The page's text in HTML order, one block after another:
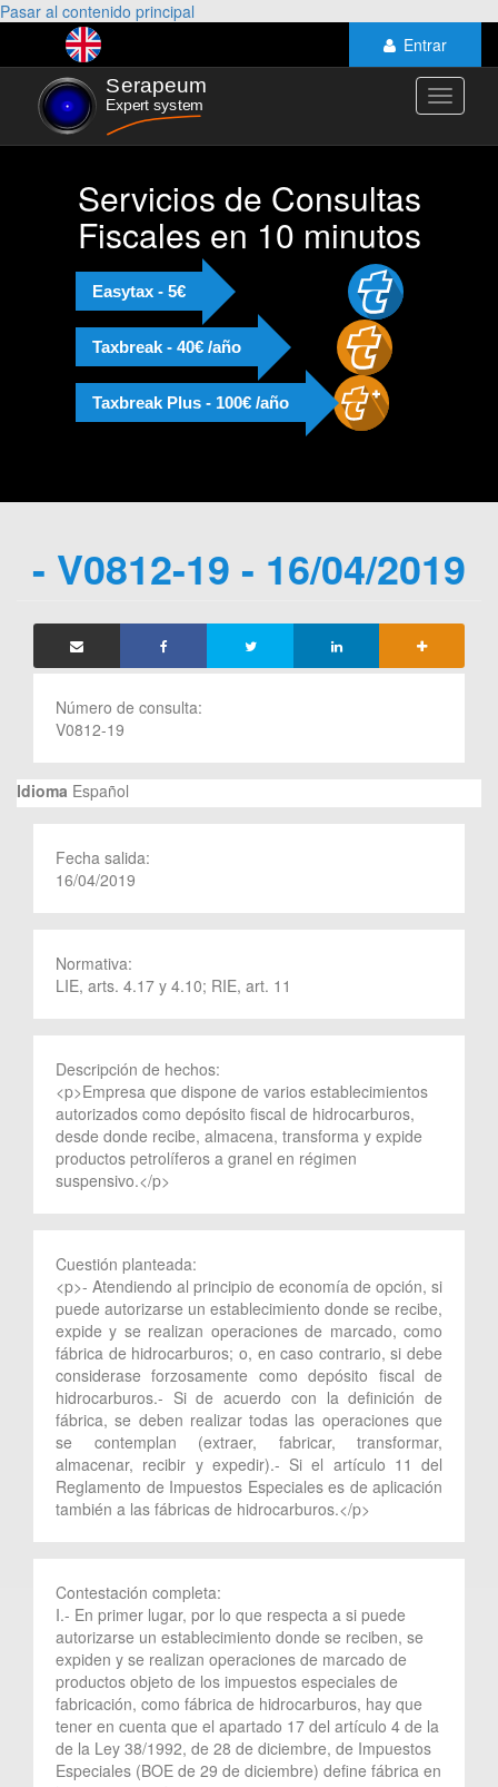
Pasar al contenido principal
Entrar
Toggle
Servicios de Consultas
Fiscales en 10 minutos
Easytax - 5€
Taxbreak - 40€ /año
Taxbreak Plus - 100€ /año
- V0812-19 - 16/04/2019
Número de consulta:
V0812-19
Idioma Español
Fecha salida:
16/04/2019
Normativa:
LIE, arts. 4.17 y 4.10; RIE, art. 11
Descripción de hechos:
<p>Empresa que dispone de varios establecimientos
autorizados como depósito fiscal de hidrocarburos,
desde donde recibe, almacena, transforma y expide
productos petrolíferos a granel en régimen
suspensivo.</p>
Cuestión planteada:
<p>- Atendiendo al principio de economía de opción, si
puede autorizarse un establecimiento donde se recibe,
expide y se realizan operaciones de marcado, como
fábrica de hidrocarburos; o, en caso contrario, si debe
considerase forzosamente como depósito fiscal de
hidrocarburos.- Si de acuerdo con la definición de
fábrica, se deben realizar todas las operaciones que
se contemplan (extraer, fabricar, transformar,
almacenar, recibir y expedir).- Si el artículo 11 del
Reglamento de Impuestos Especiales es de aplicación
también a las fábricas de hidrocarburos.</p>
Contestación completa:
I.- En primer lugar, por lo que respecta a si puede
autorizarse un establecimiento donde se reciben, se
expiden y se realizan operaciones de marcado de
productos objeto de los impuestos especiales de
fabricación, como fábrica de hidrocarburos, hay que
tener en cuenta que el apartado 17 del artículo 4 de la
de la Ley 38/1992, de 28 de diciembre, de Impuestos
Especiales (BOE de 29 de diciembre) define fábrica en